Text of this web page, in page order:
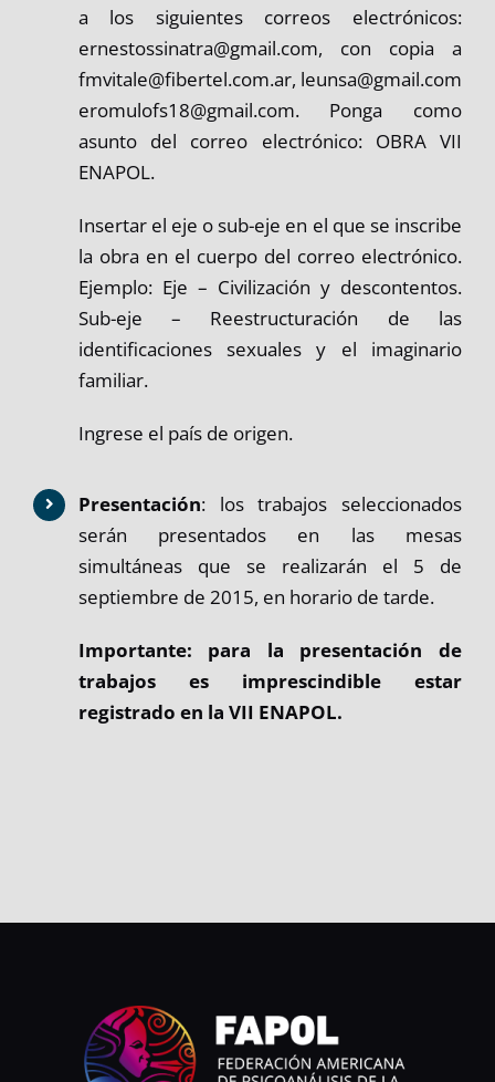
a los siguientes correos electrónicos:
ernestossinatra@gmail.com, con copia a
fmvitale@fibertel.com.ar, leunsa@gmail.com
eromulofs18@gmail.com. Ponga como
asunto del correo electrónico: OBRA VII
ENAPOL.
Insertar el eje o sub-eje en el que se inscribe
la obra en el cuerpo del correo electrónico.
Ejemplo: Eje – Civilización y descontentos.
Sub-eje – Reestructuración de las
identificaciones sexuales y el imaginario
familiar.
Ingrese el país de origen.
Presentación: los trabajos seleccionados
serán presentados en las mesas
simultáneas que se realizarán el 5 de
septiembre de 2015, en horario de tarde.
Importante: para la presentación de
trabajos es imprescindible estar
registrado en la VII ENAPOL.